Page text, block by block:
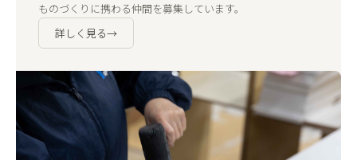
ものづくりに携わる仲間を募集しています。
詳しく見る→